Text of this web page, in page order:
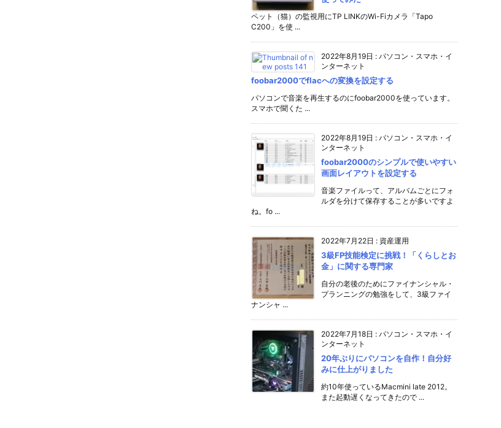
ペット（猫）の監視用にTP LINKのWi-Fiカメラ「Tapo
C200」を使 ...
2022年8月19日 : パソコン・スマホ・イ
ンターネット
foobar2000でflacへの変換を設定する
パソコンで音楽を再生するのにfoobar2000を使っています。
スマホで聞くた ...
2022年8月19日 : パソコン・スマホ・イ
ンターネット
foobar2000のシンプルで使いやすい
画面レイアウトを設定する
音楽ファイルって、アルバムごとにフォ
ルダを分けて保存することが多いですよ
ね。fo ...
2022年7月22日 : 資産運用
3級FP技能検定に挑戦！「くらしとお
金」に関する専門家
自分の老後のためにファイナンシャル・
プランニングの勉強をして、3級ファイ
ナンシャ ...
2022年7月18日 : パソコン・スマホ・イ
ンターネット
20年ぶりにパソコンを自作！自分好
みに仕上がりました
約10年使っているMacmini late 2012。
また起動遅くなってきたので ...